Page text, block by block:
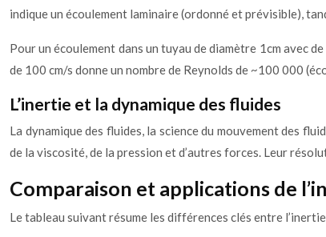
indique un écoulement laminaire (ordonné et prévisible),
Pour un écoulement dans un tuyau de diamètre 1cm avec
de 100 cm/s donne un nombre de Reynolds de ~100 000
L’inertie et la dynamique des fluides
La dynamique des fluides, la science du mouvement des
de la viscosité, de la pression et d’autres forces. Leur
Comparaison et applications de
Le tableau suivant résume les différences clés entre